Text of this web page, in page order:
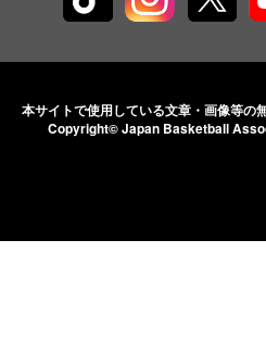
本サイトで使用している文章・画像等の
Copyright© Japan Basketball